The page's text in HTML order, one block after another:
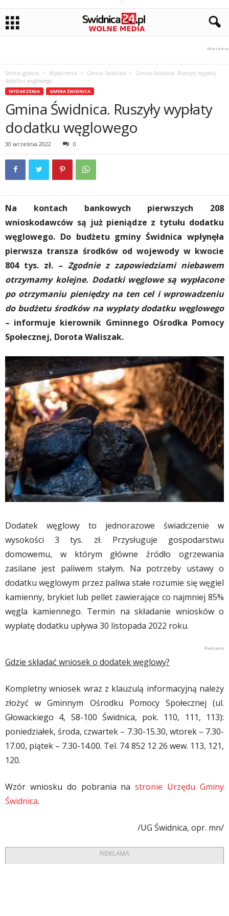
Strona główna Wydarzenia Gmina Świdnica
Gmina Świdnica. Ruszyły wypłaty
dodatku węglowego
WYDARZENIA GMINA ŚWIDNICA
Gmina Świdnica. Ruszyły wypłaty
dodatku węglowego
30 września 2022 0
Na kontach bankowych pierwszych 208
wnioskodawców są już pieniądze z tytułu dodatku
węglowego. Do budżetu gminy Świdnica wpłynęła
pierwsza transza środków od wojewody w kwocie
804 tys. zł. – Zgodnie z zapowiedziami niebawem
otrzymamy kolejne. Dodatki węglowe są wypłacone
po otrzymaniu pieniędzy na ten cel i wprowadzeniu
do budżetu środków na wypłaty dodatku węglowego
– informuje kierownik Gminnego Ośrodka Pomocy
Społecznej, Dorota Waliszak.
Dodatek węglowy to jednorazowe świadczenie w
wysokości 3 tys. zł. Przysługuje gospodarstwu
domowemu, w którym główne źródło ogrzewania
zasilane jest paliwem stałym. Na potrzeby ustawy o
dodatku węglowym przez paliwa stałe rozumie się węgiel
kamienny, brykiet lub pellet zawierające co najmniej 85%
węgla kamiennego. Termin na składanie wniosków o
wypłatę dodatku upływa 30 listopada 2022 roku.
Gdzie składać wniosek o dodatek węglowy?
Kompletny wniosek wraz z klauzulą informacyjną należy
złożyć w Gminnym Ośrodku Pomocy Społecznej (ul.
Głowackiego 4, 58-100 Świdnica, pok. 110, 111, 113):
poniedziałek, środa, czwartek – 7.30-15.30, wtorek – 7.30-
17.00, piątek – 7.30-14.00. Tel. 74 852 12 26 wew. 113, 121,
120.
Wzór wniosku do pobrania nastronie Urzędu Gminy
Świdnica.
/UG Świdnica, opr. mn/
REKLAMA